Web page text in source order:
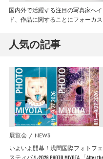
国内外で活躍する注目の写真家へ
ド、作品に関することにフォーカ
人気の記事
展覧会 NEWS
いよいよ開幕！浅間国際フォトフェ